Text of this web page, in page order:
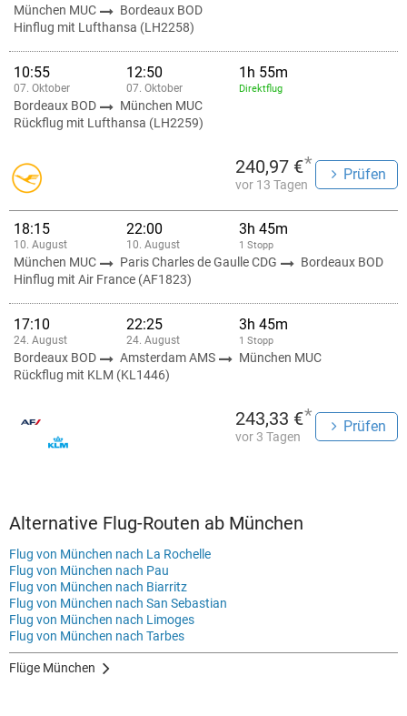
München MUC
Bordeaux BOD
Hinflug mit Lufthansa (LH2258)
10:55
07. Oktober
12:50
07. Oktober
1h 55m
Direktflug
Bordeaux BOD
München MUC
Rückflug mit Lufthansa (LH2259)
240,97 €*
vor 13 Tagen
Prüfen
18:15
10. August
22:00
10. August
3h 45m
1 Stopp
München MUC Paris Charles de Gaulle CDG
Bordeaux BOD
Hinflug mit Air France (AF1823)
17:10
24. August
22:25
24. August
3h 45m
1 Stopp
Bordeaux BOD Amsterdam AMS
München MUC
Rückflug mit KLM (KL1446)
243,33 €*
vor 3 Tagen
Prüfen
Alternative Flug-Routen ab München
Flug von München nach La Rochelle
Flug von München nach Pau
Flug von München nach Biarritz
Flug von München nach San Sebastian
Flug von München nach Limoges
Flug von München nach Tarbes
Flüge München